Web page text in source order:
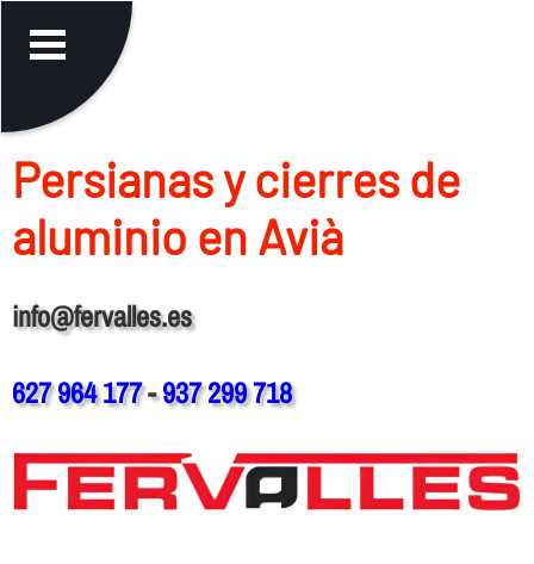
Persianas y cierres de
aluminio en Avià
info@fervalles.es
627 964 177-937 299 718